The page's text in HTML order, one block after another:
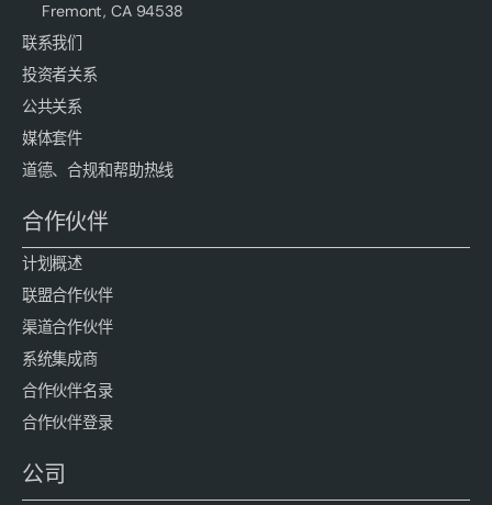
Fremont, CA 94538
联系我们
投资者关系
公共关系
媒体套件
道德、合规和帮助热线
合作伙伴
计划概述
联盟合作伙伴
渠道合作伙伴
系统集成商
合作伙伴名录
合作伙伴登录
公司